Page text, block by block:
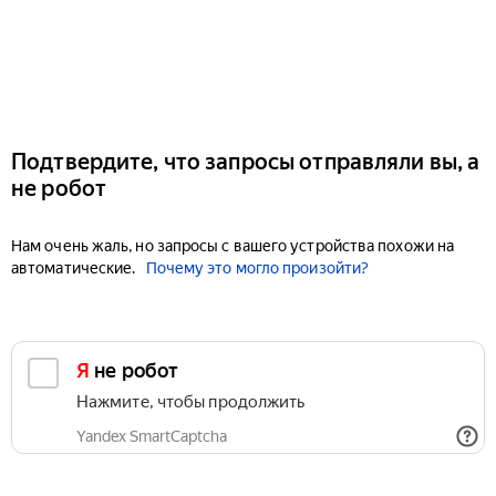
Подтвердите, что запросы отправляли вы, а
не робот
Нам очень жаль, но запросы с вашего устройства похожи на
автоматические.
Почему это могло произойти?
Я не робот
Нажмите, чтобы продолжить
Yandex SmartCaptcha